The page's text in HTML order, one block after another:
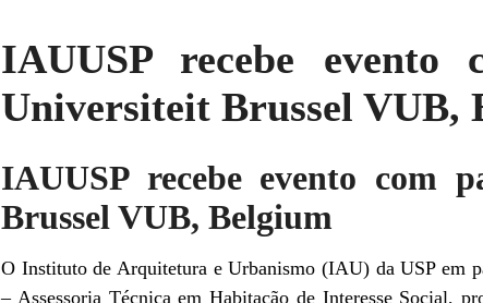
IAUUSP recebe
Universiteit Brussel VUB,
IAUUSP recebe evento com
Brussel VUB, Belgium
O Instituto de Arquitetura e Urbanismo (IAU) da USP em
– Assessoria Técnica em Habitação de Interesse Social,